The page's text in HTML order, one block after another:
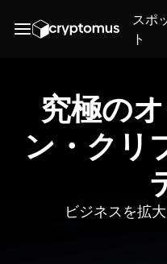
スポ
ト
究極の
ン・クリ
ビジネスを拡